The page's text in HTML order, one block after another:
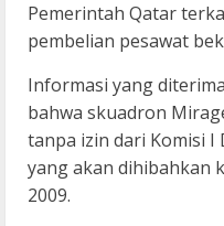
Pemerintah Qatar
pembelian pesawat
Informasi yang
bahwa skuadron
tanpa izin dari Komisi I
yang akan dihibahkan
2009.